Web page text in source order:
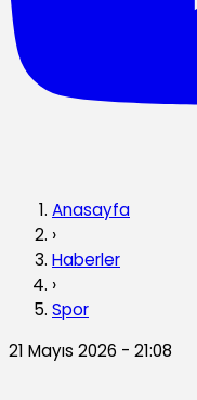
Anasayfa
›
Haberler
›
Spor
21 Mayıs 2026 - 21:08